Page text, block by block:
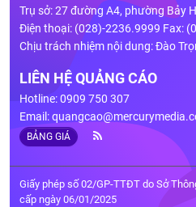
Trụ sở: 27 đường A4, phường Bảy
Điện thoại: (028)-2236.9999 Fax:
Chịu trách nhiệm nội dung: Đào
LIÊN HỆ QUẢNG CÁO
Hotline: 0909 750 307
Email:
BẢNG GIÁ
Giấy phép số 02/GP-TTĐT do Sở
cấp ngày 06/01/2025